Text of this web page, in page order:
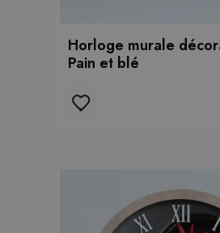
Horloge murale
Pain et blé